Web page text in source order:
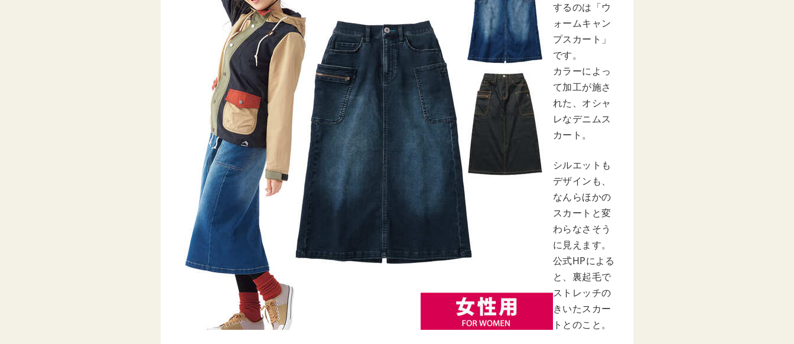
するのは「ウ
ォームキャン
プスカート」
です。
カラーによっ
て加工が施さ
れた、オシャ
レなデニムス
カート。
シルエットも
デザインも、
なんらほかの
スカートと変
わらなさそう
に見えます。
公式HPによる
と、裏起毛で
ストレッチの
きいたスカー
トとのこと。